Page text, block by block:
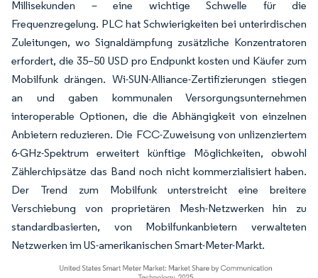
Millisekunden – eine wichtige Schwelle für die
Frequenzregelung. PLC hat Schwierigkeiten bei unterirdischen
Zuleitungen, wo Signaldämpfung zusätzliche Konzentratoren
erfordert, die 35–50 USD pro Endpunkt kosten und Käufer zum
Mobilfunk drängen. Wi-SUN-Alliance-Zertifizierungen stiegen
an und gaben kommunalen Versorgungsunternehmen
interoperable Optionen, die die Abhängigkeit von einzelnen
Anbietern reduzieren. Die FCC-Zuweisung von unlizenziertem
6-GHz-Spektrum erweitert künftige Möglichkeiten, obwohl
Zählerchipsätze das Band noch nicht kommerzialisiert haben.
Der Trend zum Mobilfunk unterstreicht eine breitere
Verschiebung von proprietären Mesh-Netzwerken hin zu
standardbasierten, von Mobilfunkanbietern verwalteten
Netzwerken im US-amerikanischen Smart-Meter-Markt.